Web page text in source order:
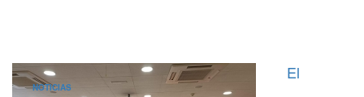
NOTICIAS
El